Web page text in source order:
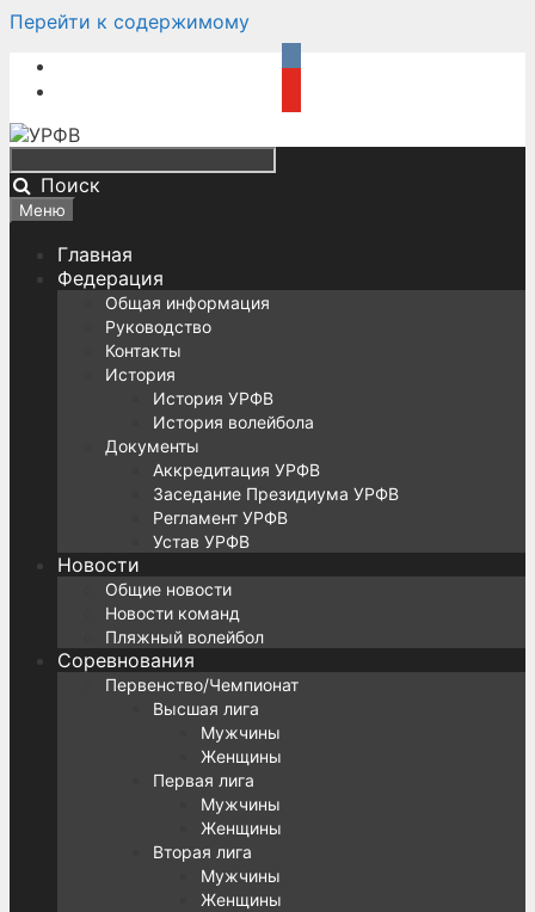
Перейти к содержимому
Поиск
Меню
Главная
Федерация
Общая информация
Руководство
Контакты
История
История УРФВ
История волейбола
Документы
Аккредитация УРФВ
Заседание Президиума УРФВ
Регламент УРФВ
Устав УРФВ
Новости
Общие новости
Новости команд
Пляжный волейбол
Соревнования
Первенство/Чемпионат
Высшая лига
Мужчины
Женщины
Первая лига
Мужчины
Женщины
Вторая лига
Мужчины
Женщины